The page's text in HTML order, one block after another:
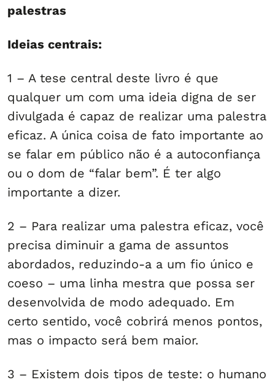
palestras
Ideias centrais:
1 – A tese central deste livro é que
qualquer um com uma ideia digna de ser
divulgada é capaz de realizar uma palestra
eficaz. A única coisa de fato importante ao
se falar em público não é a autoconfiança
ou o dom de “falar bem”. É ter algo
importante a dizer.
2 – Para realizar uma palestra eficaz, você
precisa diminuir a gama de assuntos
abordados, reduzindo-a a um fio único e
coeso – uma linha mestra que possa ser
desenvolvida de modo adequado. Em
certo sentido, você cobrirá menos pontos,
mas o impacto será bem maior.
3 – Existem dois tipos de teste: o humano